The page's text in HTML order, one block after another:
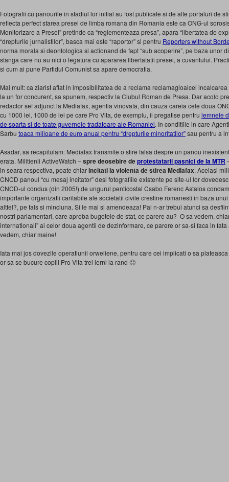
Fotografii cu panourile in stadiul lor initial au fost publicate si de alte portaluri de
reflecta perfect starea presei de limba romana din Romania este ca ONG-ul
Monitorizare a Presei” pretinde ca “reglementeaza presa”, apara “libertatea de
“drepturile jurnalistilor”, basca mai este “raportor” si pentru Reporters without
norma morala si deontologica si actionand de fapt “sub acoperire”, pe baza unor
stanga care nu au nici o legatura cu apararea libertatatii presei, a cuvantului.
si cum ai pune Partidul Comunist sa apare democratia.
Mai mult: ca ziarist aflat in imposibilitatea de a reclama reclamagioaicei
la un for concurent, sa spunem, respectiv la Clubul Roman de Presa. Dar acolo
redactor sef adjunct la Mediafax, agentia vinovata, din cauza careia cele doua
cu 1000 lei. 1000 de lei pe care Pro Vita, de exemplu, ii pregatise pentru lemnele
de soarta si de toate guvernele tradatoare ale Romaniei. In conditiile in care
Sarbu toaca milioane de euro anual pentru “drepturile minoritatilor”sau pentru a
Asadar, sa recapitulam: Mediafax transmite o stire falsa despre un panou
erata. Militienii ActiveWatch –spre deosebire deprotestatarii pasnici de la MTR
in seara respectiva, poate chiarincitati la violenta de stirea Mediafax. Aceiasi
CNCD panoul “cu mesaj incitator” desi fotografiile existente pe site-ul lor
CNCD-ul condus (din 2005!) de ungurul penticostal Csabo Ferenc Astalos
importante organizatii caritabile ale societatii civile crestine romanesti in baza
altfel?, pe fals si minciuna. Si le mai si amendeaza! Pai n-ar trebui atunci sa
nostri parlamentari, care aproba bugetele de stat, ce parere au? O sa vedem,
internationali” ai celor doua agentii de dezinformare, ce parere or sa-si faca in
vedem, chiar maine!
Iata mai jos dovezile operatiunii orweliene, pentru care cei implicati o sa
or sa se bucure copiii Pro Vita trei ierni la rand 🙂